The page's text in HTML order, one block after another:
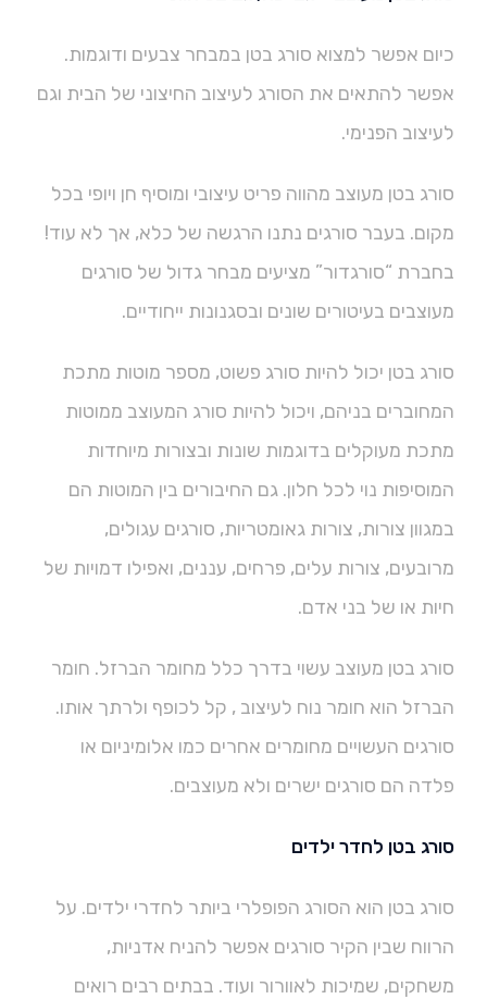
כיום אפשר למצוא סורג בטן במבחר צבעים ודוגמות.
אפשר להתאים את הסורג לעיצוב החיצוני של הבית וגם
לעיצוב הפנימי.
סורג בטן מעוצב מהווה פריט עיצובי ומוסיף חן ויופי בכל
מקום. בעבר סורגים נתנו הרגשה של כלא, אך לא עוד!
בחברת “סורגדור” מציעים מבחר גדול של סורגים
מעוצבים בעיטורים שונים ובסגנונות ייחודיים.
סורג בטן יכול להיות סורג פשוט, מספר מוטות מתכת
המחוברים בניהם, ויכול להיות סורג המעוצב ממוטות
מתכת מעוקלים בדוגמות שונות ובצורות מיוחדות
המוסיפות נוי לכל חלון. גם החיבורים בין המוטות הם
במגוון צורות, צורות גאומטריות, סורגים עגולים,
מרובעים, צורות עלים, פרחים, עננים, ואפילו דמויות של
חיות או של בני אדם.
סורג בטן מעוצב עשוי בדרך כלל מחומר הברזל. חומר
הברזל הוא חומר נוח לעיצוב , קל לכופף ולרתך אותו.
סורגים העשויים מחומרים אחרים כמו אלומיניום או
פלדה הם סורגים ישרים ולא מעוצבים.
סורג בטן לחדר ילדים
סורג בטן הוא הסורג הפופלרי ביותר לחדרי ילדים. על
הרווח שבין הקיר סורגים אפשר להניח אדניות,
משחקים, שמיכות לאוורור ועוד. בבתים רבים רואים